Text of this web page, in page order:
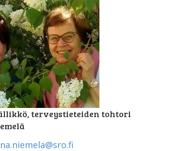
terveystieteiden tohtori